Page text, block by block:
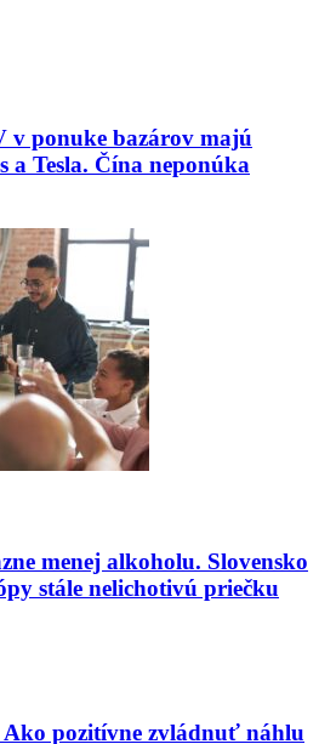
v ponuke bazárov majú
a Tesla. Čína neponúka
menej alkoholu. Slovensko
stále nelichotivú priečku
pozitívne zvládnuť náhlu